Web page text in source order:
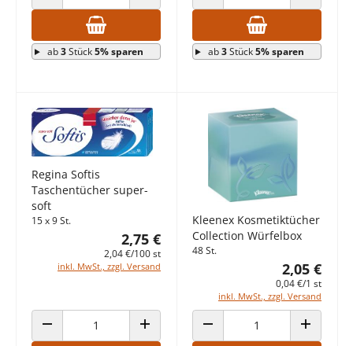
ANZAHL VERRINGERN ANZAHL ERHÖHEN
ab3Stück5% sparen
ANZAHL VERRINGERN ANZAHL
ab3Stück5% sparen
Regina Softis
Taschentücher super-
soft
15 x 9 St.
2,75 €
2,04 €/100 st
inkl. MwSt., zzgl. Versand
ANZAHL VERRINGERN ANZAHL ERHÖHEN
Kleenex Kosmetiktücher
Collection Würfelbox
48 St.
2,05 €
0,04 €/1 st
inkl. MwSt., zzgl. Versand
ANZAHL VERRINGERN ANZAHL